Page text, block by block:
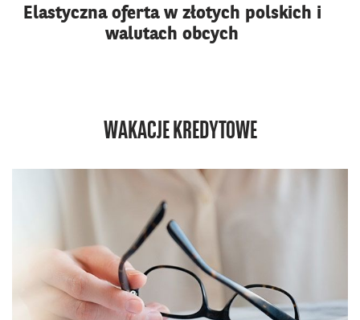
Elastyczna oferta w złotych polskich i
walutach obcych
WAKACJE KREDYTOWE